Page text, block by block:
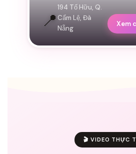
📍
194 Tố Hữu, Q.
Cẩm Lệ, Đà
Nẵng
Xem
🎬 VIDEO THỰC